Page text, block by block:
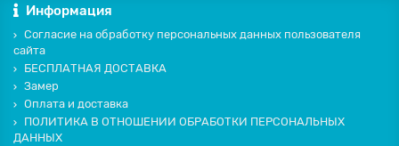
Информация
Согласие на обработку персональных данных пользователя
сайта
БЕСПЛАТНАЯ ДОСТАВКА
Замер
Оплата и доставка
ПОЛИТИКА В ОТНОШЕНИИ ОБРАБОТКИ ПЕРСОНАЛЬНЫХ
ДАННЫХ